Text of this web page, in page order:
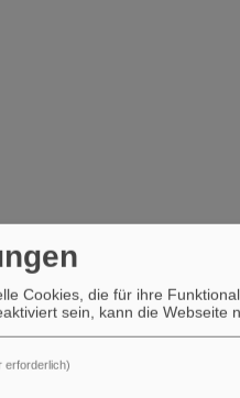
Cookies, die für ihre
sein, kann die
erforderlich)